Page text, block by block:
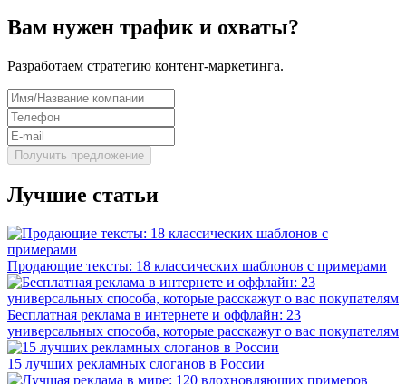
Вам нужен трафик и охваты?
Разработаем стратегию контент-маркетинга.
Лучшие статьи
Продающие тексты: 18 классических шаблонов с примерами
Бесплатная реклама в интернете и оффлайн: 23
универсальных способа, которые расскажут о вас покупателям
15 лучших рекламных слоганов в России